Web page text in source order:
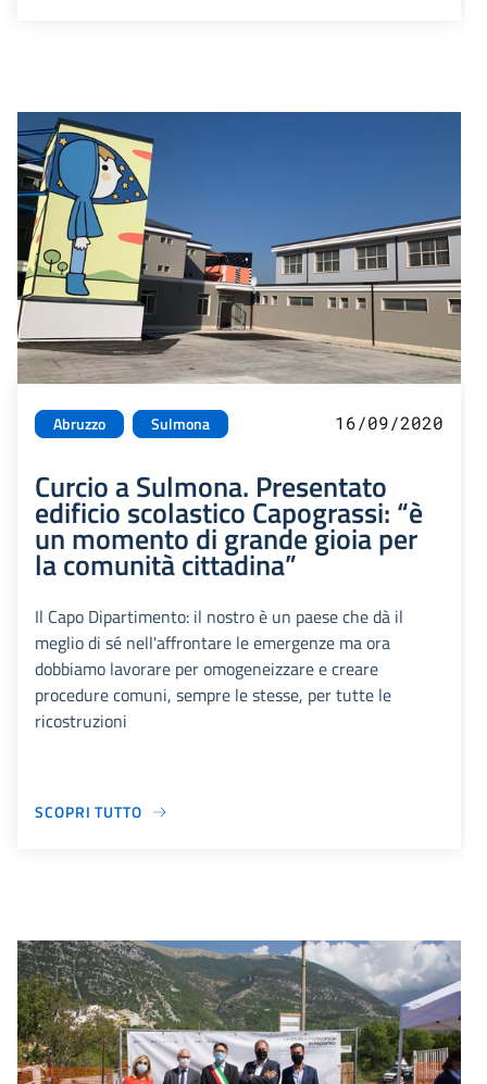
Abruzzo Sulmona 16/09/2020
Curcio a Sulmona. Presentato
edificio scolastico Capograssi: “è
un momento di grande gioia per
la comunità cittadina”
Il Capo Dipartimento: il nostro è un paese che dà il
meglio di sé nell'affrontare le emergenze ma ora
dobbiamo lavorare per omogeneizzare e creare
procedure comuni, sempre le stesse, per tutte le
ricostruzioni
SCOPRI TUTTO